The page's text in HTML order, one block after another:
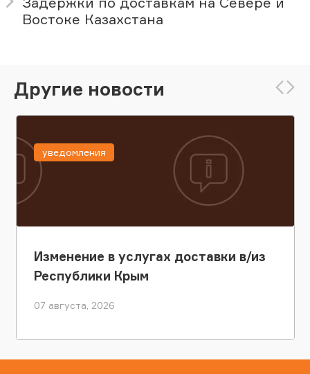
Востоке Казахстана
Другие новости
Изменение в услугах доставки в/из
Республики Крым
07 августа, 2026
уведомления